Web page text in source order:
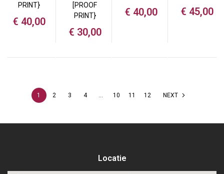
PRINT}
€ 40,00
[PROOF
PRINT}
€ 30,00
€ 40,00 € 45,00
1 2 3 4 … 10 11 12 NEXT
Locatie